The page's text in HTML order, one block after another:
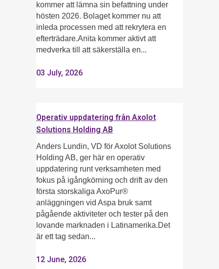
kommer att lämna sin befattning under
hösten 2026. Bolaget kommer nu att
inleda processen med att rekrytera en
efterträdare.Anita kommer aktivt att
medverka till att säkerställa en...
03 July, 2026
Operativ uppdatering från Axolot
Solutions Holding AB
Anders Lundin, VD för Axolot Solutions
Holding AB, ger här en operativ
uppdatering runt verksamheten med
fokus på igångkörning och drift av den
första storskaliga AxoPur®
anläggningen vid Aspa bruk samt
pågående aktiviteter och tester på den
lovande marknaden i Latinamerika.Det
är ett tag sedan...
12 June, 2026